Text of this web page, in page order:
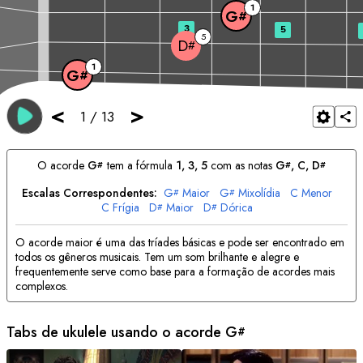
< 1 / 13 >
G# 1
D# 5
G# 1
3 5
O acorde G# tem a fórmula 1, 3, 5com as notas G#, C, D#
Escalas Correspondentes: G# Maior G# Mixolídia C Menor
C Frígia D# Maior D# Dórica
O acorde maior é uma das tríades básicas e pode ser encontrado em
todos os gêneros musicais. Tem um som brilhante e alegre e
frequentemente serve como base para a formação de acordes mais
complexos.
Tabs de ukulele usando o acorde G#